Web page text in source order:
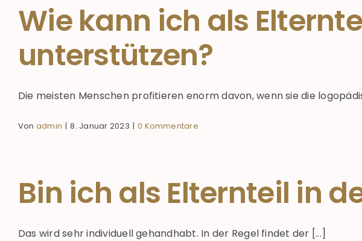
Wie kann ich als
unterstützen?
Die meisten Menschen profitieren enorm davon, wenn sie die
Von admin | 8. Januar 2023 | 0 Kommentare
Bin ich als Elternteil in
Das wird sehr individuell gehandhabt. In der Regel findet der [...]